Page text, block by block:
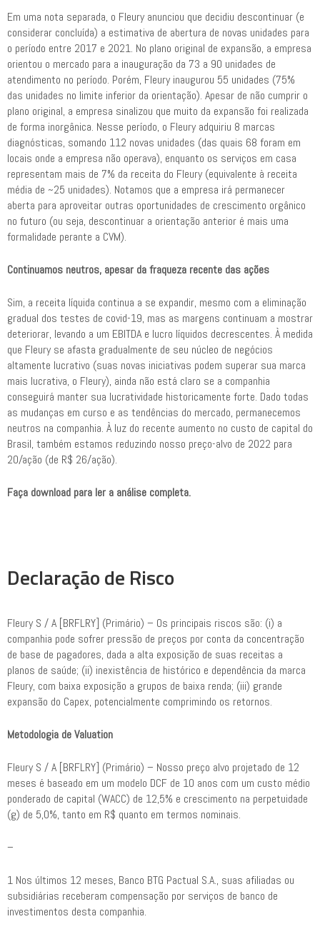
Em uma nota separada, o Fleury anunciou que decidiu descontinuar (e
considerar concluída) a estimativa de abertura de novas unidades para
o período entre 2017 e 2021. No plano original de expansão, a empresa
orientou o mercado para a inauguração da 73 a 90 unidades de
atendimento no período. Porém, Fleury inaugurou 55 unidades (75%
das unidades no limite inferior da orientação). Apesar de não cumprir o
plano original, a empresa sinalizou que muito da expansão foi realizada
de forma inorgânica. Nesse período, o Fleury adquiriu 8 marcas
diagnósticas, somando 112 novas unidades (das quais 68 foram em
locais onde a empresa não operava), enquanto os serviços em casa
representam mais de 7% da receita do Fleury (equivalente à receita
média de ~25 unidades). Notamos que a empresa irá permanecer
aberta para aproveitar outras oportunidades de crescimento orgânico
no futuro (ou seja, descontinuar a orientação anterior é mais uma
formalidade perante a CVM).
Continuamos neutros, apesar da fraqueza recente das ações
Sim, a receita líquida continua a se expandir, mesmo com a eliminação
gradual dos testes de covid-19, mas as margens continuam a mostrar
deteriorar, levando a um EBITDA e lucro líquidos decrescentes. À medida
que Fleury se afasta gradualmente de seu núcleo de negócios
altamente lucrativo (suas novas iniciativas podem superar sua marca
mais lucrativa, o Fleury), ainda não está claro se a companhia
conseguirá manter sua lucratividade historicamente forte. Dado todas
as mudanças em curso e as tendências do mercado, permanecemos
neutros na companhia. À luz do recente aumento no custo de capital do
Brasil, também estamos reduzindo nosso preço-alvo de 2022 para
20/ação (de R$ 26/ação).
Faça download para ler a análise completa.
Declaração de Risco
Fleury S / A [BRFLRY] (Primário) – Os principais riscos são: (i) a
companhia pode sofrer pressão de preços por conta da concentração
de base de pagadores, dada a alta exposição de suas receitas a
planos de saúde; (ii) inexistência de histórico e dependência da marca
Fleury, com baixa exposição a grupos de baixa renda; (iii) grande
expansão do Capex, potencialmente comprimindo os retornos.
Metodologia de Valuation
Fleury S / A [BRFLRY] (Primário) – Nosso preço alvo projetado de 12
meses é baseado em um modelo DCF de 10 anos com um custo médio
ponderado de capital (WACC) de 12,5% e crescimento na perpetuidade
(g) de 5,0%, tanto em R$ quanto em termos nominais.
–
1 Nos últimos 12 meses, Banco BTG Pactual S.A., suas afiliadas ou
subsidiárias receberam compensação por serviços de banco de
investimentos desta companhia.